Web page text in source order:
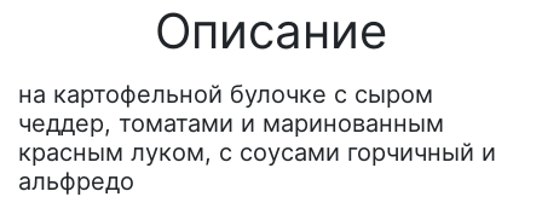
Описание
на картофельной булочке с сыром
чеддер, томатами и маринованным
красным луком, с соусами горчичный и
альфредо